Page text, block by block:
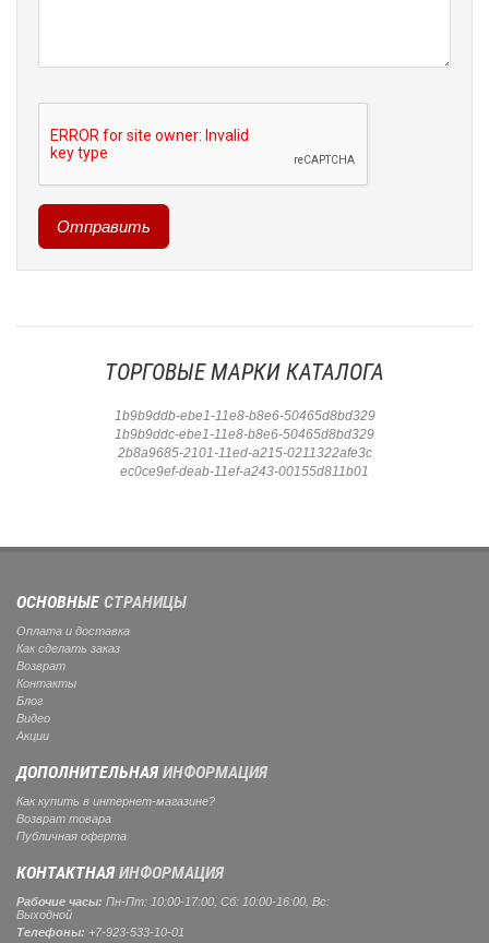
ТОРГОВЫЕ МАРКИ КАТАЛОГА
1b9b9ddb-ebe1-11e8-b8e6-50465d8bd329
1b9b9ddc-ebe1-11e8-b8e6-50465d8bd329
2b8a9685-2101-11ed-a215-0211322afe3c
ec0ce9ef-deab-11ef-a243-00155d811b01
ОСНОВНЫЕСТРАНИЦЫ
Оплата и доставка
Как сделать заказ
Возврат
Контакты
Блог
Видео
Акции
ДОПОЛНИТЕЛЬНАЯИНФОРМАЦИЯ
Как купить в интернет-магазине?
Возврат товара
Публичная оферта
КОНТАКТНАЯИНФОРМАЦИЯ
Рабочие часы: Пн-Пт: 10:00-17:00, Сб: 10:00-16:00, Вс:
Выходной
Телефоны: +7-923-533-10-01